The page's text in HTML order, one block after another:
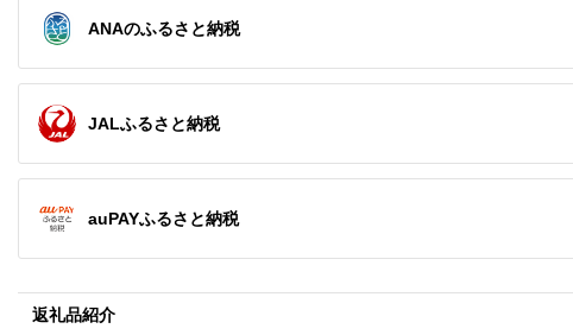
送 送料無料 高知県 馬
路村 [613]
ANAのふるさと納税
JALふるさと納税
auPAYふるさと納税
返礼品紹介